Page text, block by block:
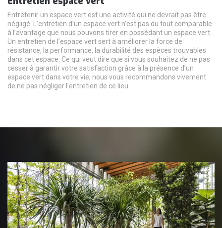
Entretenir un espace vert est une activité qui ne devrait pas être
négligé. L’entretien d’un espace vert n’est pas du tout comparable
à l’avantage que nous pouvons tirer en possédant un espace vert.
Un entretien de l’espace vert sert à améliorer la force de
résistance, la performance, la durabilité des espèces trouvables
dans cet espace. Ce qui veut dire que si vous souhaitez de ne pas
cesser à garantir votre satisfaction grâce à la présence d’un
espace vert dans votre vie, nous vous recommandons vivement
de ne pas négliger l’entretien de ce lieu.